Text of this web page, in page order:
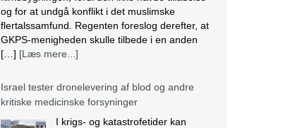
og for at undgå konflikt i det muslimske
flertalssamfund. Regenten foreslog derefter, at
GKPS-menigheden skulle tilbede i en anden
[…] [Læs mere...]
Israel tester dronelevering af blod og andre
kritiske medicinske forsyninger
I krigs- og katastrofetider kan